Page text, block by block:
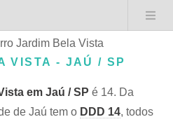
Jardim Bela Vista
VISTA - JAÚ / SP
em Jaú / SP é 14. Da
de Jaú tem o DDD 14, todos